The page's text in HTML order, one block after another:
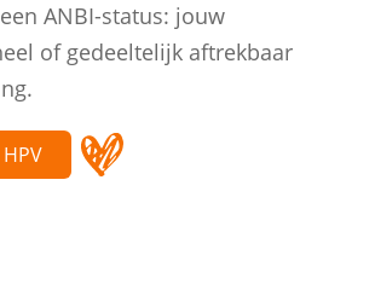
ANBI-status: jouw
of gedeeltelijk aftrekbaar
HPV